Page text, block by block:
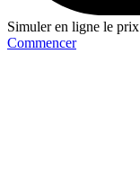
Simuler en ligne le
Commencer